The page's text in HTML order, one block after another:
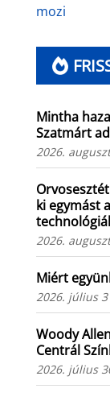
mozi
Mintha
Szatmárt
2026.
ki egymást
2026.
Miért
2026. július
Woody
Centrál
2026. július